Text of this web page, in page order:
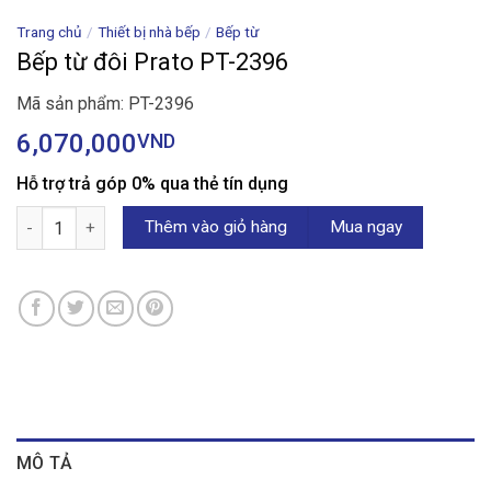
Trang chủ / Thiết bị nhà bếp / Bếp từ
Bếp từ đôi Prato PT-2396
Mã sản phẩm: PT-2396
6,070,000VND
Hỗ trợ trả góp 0% qua thẻ tín dụng
Bếp từ đôi Prato PT-2396 số lượng
Thêm vào giỏ hàng Mua ngay
MÔ TẢ